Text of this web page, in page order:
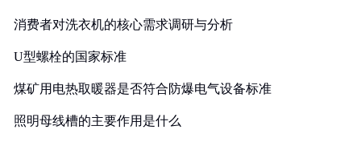
消费者对洗衣机的核心需求调研与分析
U型螺栓的国家标准
煤矿用电热取暖器是否符合防爆电气设备标准
照明母线槽的主要作用是什么